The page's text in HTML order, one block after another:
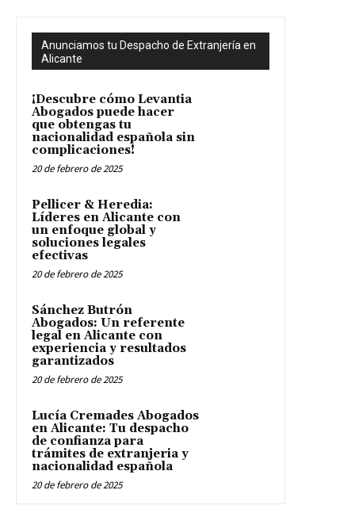
Anunciamos tu Despacho de Extranjería en
Alicante
¡Descubre cómo Levantia
Abogados puede hacer
que obtengas tu
nacionalidad española sin
complicaciones!
20 de febrero de 2025
Pellicer & Heredia:
Líderes en Alicante con
un enfoque global y
soluciones legales
efectivas
20 de febrero de 2025
Sánchez Butrón
Abogados: Un referente
legal en Alicante con
experiencia y resultados
garantizados
20 de febrero de 2025
Lucía Cremades Abogados
en Alicante: Tu despacho
de confianza para
trámites de extranjeria y
nacionalidad española
20 de febrero de 2025